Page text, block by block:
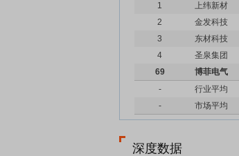
1
上纬新材
2
金发科技
3
东材科技
4
圣泉集团
69
博菲电气
-
行业平均
-
市场平均
深度数据